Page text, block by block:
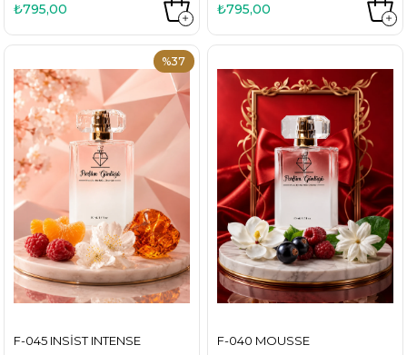
₺795,00 ₺795,00
F-045 INSIST INTENSE
%37
F-040 MOUSSE